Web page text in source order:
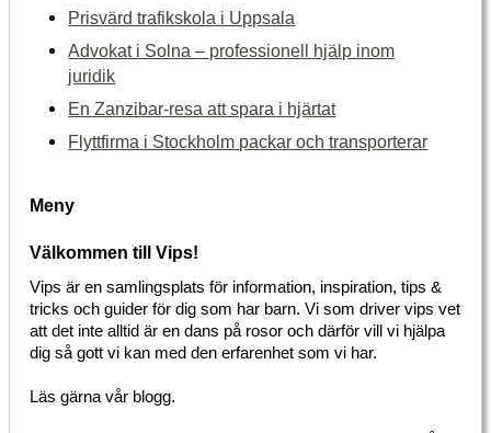
Prisvärd trafikskola i Uppsala
Advokat i Solna – professionell hjälp inom
juridik
En Zanzibar-resa att spara i hjärtat
Flyttfirma i Stockholm packar och transporterar
Meny
Välkommen till Vips!
Vips är en samlingsplats för information, inspiration, tips &
tricks och guider för dig som har barn. Vi som driver vips vet
att det inte alltid är en dans på rosor och därför vill vi hjälpa
dig så gott vi kan med den erfarenhet som vi har.
Läs gärna vår blogg.